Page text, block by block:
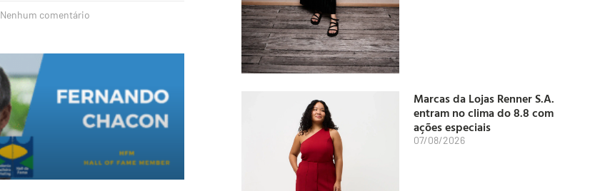
Nenhum comentário
Marcas da Lojas Renner S.A.
entram no clima do 8.8 com
ações especiais
07/08/2026